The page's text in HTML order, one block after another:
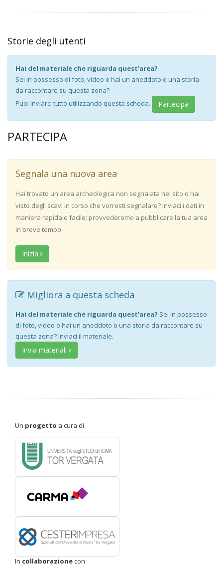
Storie degli utenti
Hai del materiale che riguarda quest'area?
Sei in possesso di foto, video o hai un aneddoto o una storia
da raccontare su questa zona?
Puoi inviarci tutto utilizzando questa scheda.
Partecipa
PARTECIPA
Segnala una nuova area
Hai trovato un'area archeologica non segnalata nel sito o hai
visto degli scavi in corso che vorresti segnalare? Inviaci i dati in
maniera rapida e facile; provvederemo a pubblicare la tua area
in breve tempo.
Inizia
Migliora a questa scheda
Hai del materiale che riguarda quest'area? Sei in possesso
di foto, video o hai un aneddoto o una storia da raccontare su
questa zona? Inviaci il materiale.
Invia materiali
Un progetto a cura di
In collaborazionecon